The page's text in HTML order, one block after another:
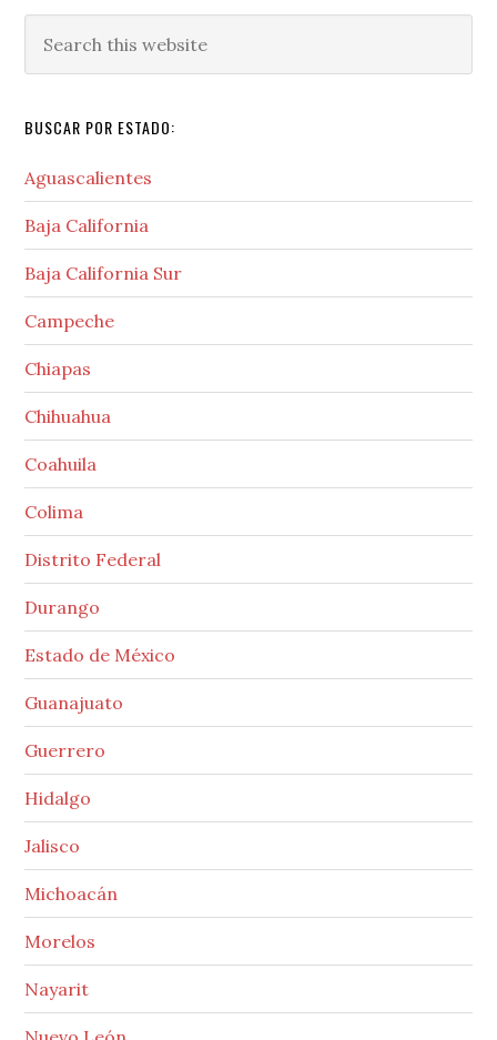
this
BUSCAR POR ESTADO:
Aguascalientes
Baja California
Baja California Sur
Campeche
Chiapas
Chihuahua
Coahuila
Colima
Distrito Federal
Durango
Estado de México
Guanajuato
Guerrero
Hidalgo
Jalisco
Michoacán
Morelos
Nayarit